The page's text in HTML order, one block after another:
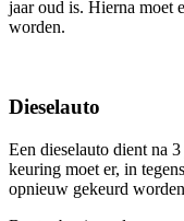
jaar oud is. Hierna moet
worden.
Dieselauto
Een dieselauto dient na
keuring moet er, in
opnieuw gekeurd